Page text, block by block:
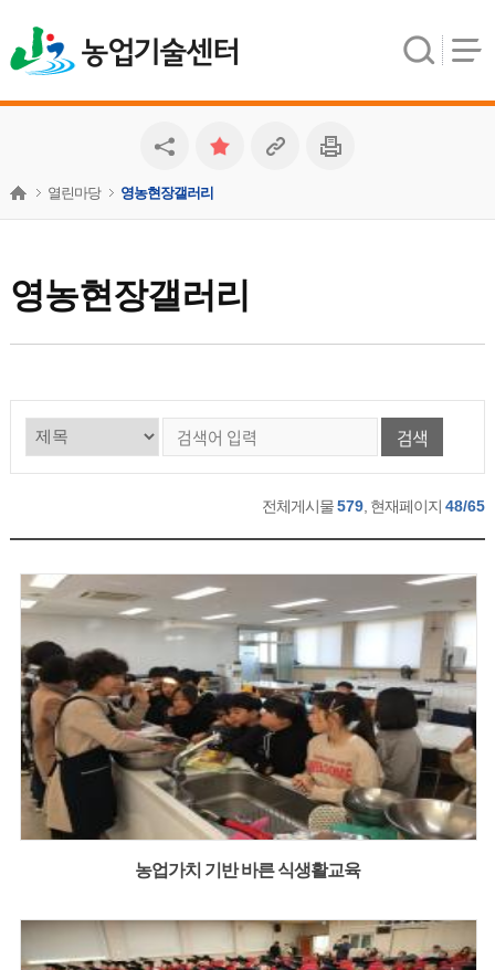
농업기술센터
영농현장갤러리
열린마당 영농현장갤러리
검색
전체게시물579 , 현재페이지48/65
농업가치 기반 바른 식생활교육